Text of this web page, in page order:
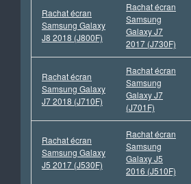
Rachat écran
Samsung Galaxy
J8 2018 (J800F)
Rachat écran
Samsung
Galaxy J7
2017 (J730F)
Rachat écran
Samsung Galaxy
J7 2018 (J710F)
Rachat écran
Samsung
Galaxy J7
(J701F)
Rachat écran
Samsung Galaxy
J5 2017 (J530F)
Rachat écran
Samsung
Galaxy J5
2016 (J510F)